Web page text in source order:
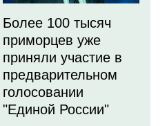
Более 100 тысяч
приморцев уже
приняли участие в
предварительном
голосовании
"Единой России"